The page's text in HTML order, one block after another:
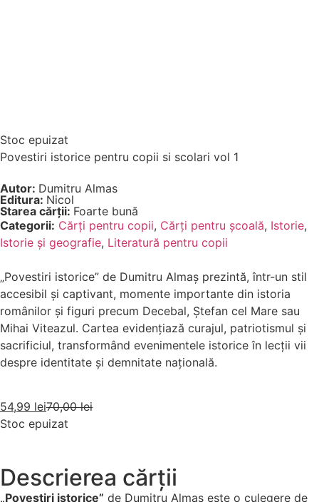
Stoc epuizat
Povestiri istorice pentru copii si scolari vol 1
Autor: Dumitru Almas
Editura: Nicol
Starea cărții: Foarte bună
Categorii: Cărți pentru copii, Cărți pentru școală, Istorie,
Istorie și geografie, Literatură pentru copii
„Povestiri istorice” de Dumitru Almaș prezintă, într-un stil
accesibil și captivant, momente importante din istoria
românilor și figuri precum Decebal, Ștefan cel Mare sau
Mihai Viteazul. Cartea evidențiază curajul, patriotismul și
sacrificiul, transformând evenimentele istorice în lecții vii
despre identitate și demnitate națională.
70,00lei
54,99 lei
Stoc epuizat
Descrierea cărții
„Povestiri istorice” de Dumitru Almaș este o culegere de